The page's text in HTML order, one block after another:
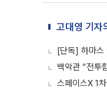
고대영 기자
[단독] 하마스
백악관 “전투
스페이스X 1